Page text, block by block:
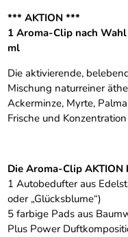
*** AKTION ***
1 Aroma-Clip nach
ml
Die aktivierende,
Mischung naturreiner
Ackerminze, Myrte,
Frische und
Die Aroma-Clip AKTION
1 Autobedufter aus
oder „Glücksblume“)
5 farbige Pads aus
Plus Power